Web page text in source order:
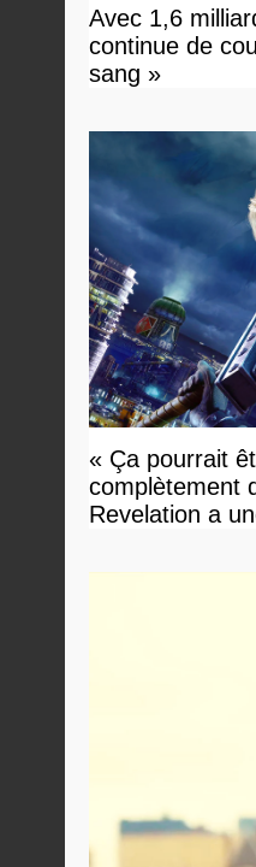
Avec 1,6
continue de
sang »
« Ça pourrait
complètement
Revelation a